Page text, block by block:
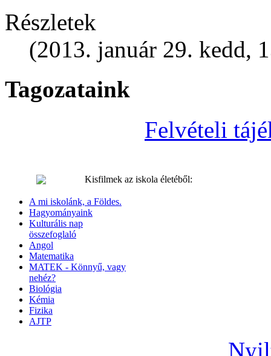
Részletek
(2013. január 29. kedd,
Tagozataink
Felvételi
Kisfilmek az iskola életéből:
A mi iskolánk, a Földes.
Hagyományaink
Kulturális nap
összefoglaló
Angol
Matematika
MATEK - Könnyű, vagy
nehéz?
Biológia
Kémia
Fizika
AJTP